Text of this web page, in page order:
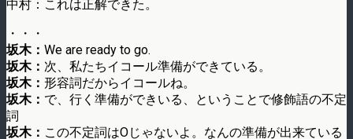
中村：これは正解できた。
・・・
坂木： We are ready to go.
坂木： 次、私たちイコール準備ができている。
坂木： 形容詞だからイコールね。
坂木： で、行く準備ができいる、ということで修飾語の不定
詞
坂木： この不定詞はOじゃないよ。なんの準備が出来ている